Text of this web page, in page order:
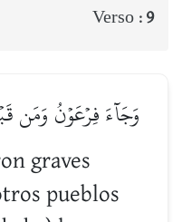
Verso : 9
وَجَآءَ فِرۡعَوۡنُ وَمَن
graves
pueblos